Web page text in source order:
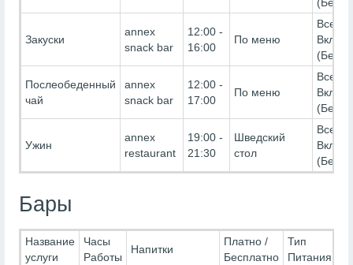
Закуски
annex
snack bar
12:00 -
16:00
По меню
Все
Послеобеденный
чай
annex
snack bar
12:00 -
17:00
По меню
Все
Ужин
annex
restaurant
19:00 -
21:30
Шведский
стол
Все
Бары
Название
услуги
Часы
Работы
Напитки
Платно /
Бесплатно
Тип
Питания